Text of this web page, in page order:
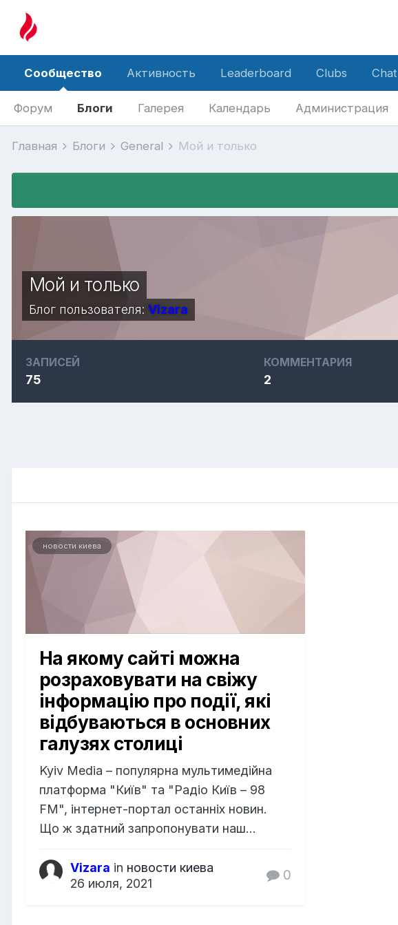
Сообщество
Форум Блоги Галерея Календарь Администрация
Активность Leaderboard Clubs Chat
Главная Блоги General Мой и только
Мой и только
Блог пользователя: Vizara
ЗАПИСЕЙ
75
КОММЕНТАРИЯ
2
новости киева
На якому сайті можна
розраховувати на свіжу
інформацію про події, які
відбуваються в основних
галузях столиці
Kyiv Media – популярна мультимедійна
платформа "Київ" та "Радіо Київ – 98
FM", інтернет-портал останніх новин.
Що ж здатний запропонувати наш...
Vizara in новости киева
26 июля, 2021
0